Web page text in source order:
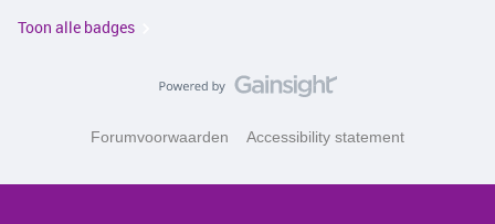
Toon alle badges
Forumvoorwaarden Accessibility statement